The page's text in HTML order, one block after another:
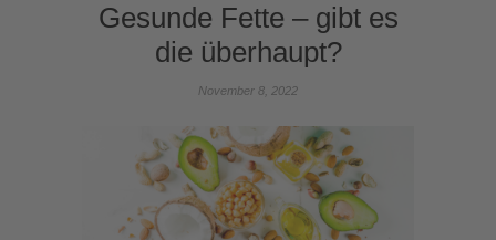
Gesunde Fette – gibt es
die überhaupt?
November 8, 2022